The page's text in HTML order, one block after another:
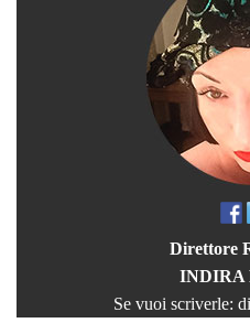
Direttore
INDIRA
Se vuoi scriverle: